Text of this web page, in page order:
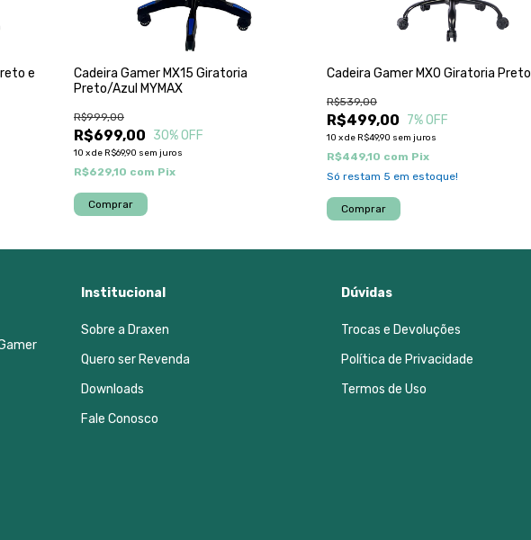
e
Cadeira Gamer MX15 Giratoria
Preto/Azul MYMAX
R$699,00
R$999,00
30% OFF
10 xde R$69,90 sem juros
R$629,10 com Pix
Cadeira Gamer MX0 Giratoria Preto
R$499,00
R$539,00
7% OFF
10 xde R$49,90 sem juros
R$449,10 com Pix
Só restam 5 em estoque!
Institucional
Sobre a Draxen
Quero ser Revenda
Downloads
Fale Conosco
Dúvidas
Trocas e Devoluções
Política de Privacidade
Termos de Uso